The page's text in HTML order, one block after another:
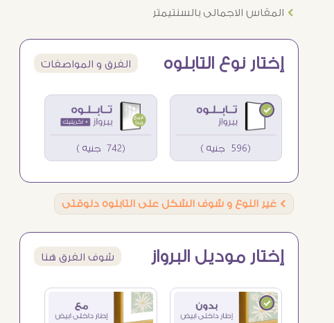
Ö المقاس الاجمالى بالسنتيمتر
إختار نوع التابلوه الفرق و المواصفات
(596 جنيه ) (742 جنيه )
Ö غير النوع و شوف الشكل على التابلوه دلوقتى
إختار موديل البرواز شوف الفرق هنا